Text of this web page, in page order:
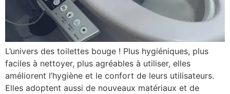
L’univers des toilettes bouge ! Plus hygiéniques, plus
faciles à nettoyer, plus agréables à utiliser, elles
améliorent l’hygiène et le confort de leurs utilisateurs.
Elles adoptent aussi de nouveaux matériaux et de